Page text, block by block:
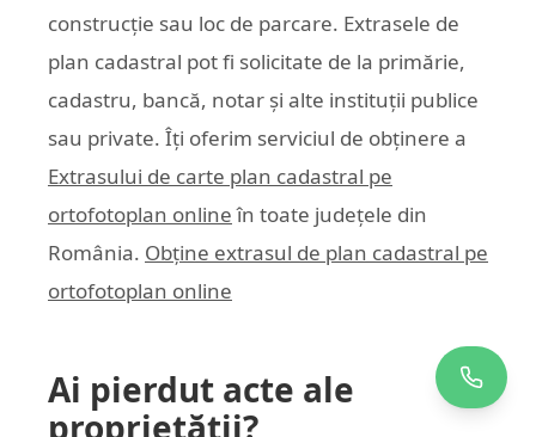
construcție sau loc de parcare. Extrasele de
plan cadastral pot fi solicitate de la primărie,
cadastru, bancă, notar și alte instituții publice
sau private. Îți oferim serviciul de obținere a
Extrasului de carte plan cadastral pe
ortofotoplan online în toate județele din
România. Obține extrasul de plan cadastral pe
ortofotoplan online
Ai pierdut acte ale
proprietății?